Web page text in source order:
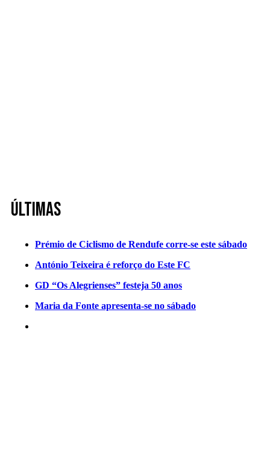
Últimas
Prémio de Ciclismo de Rendufe corre-se este sábado
António Teixeira é reforço do Este FC
GD “Os Alegrienses” festeja 50 anos
Maria da Fonte apresenta-se no sábado